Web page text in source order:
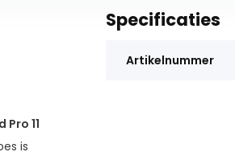
Pro 11
is
Specificaties
Artikelnummer